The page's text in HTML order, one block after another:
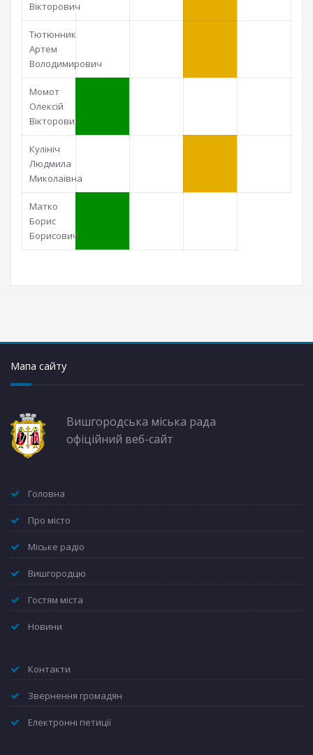
Вікторович
Тютюнник
Артем
Володимирович
Момот
Олексій
Вікторович
Кулініч
Людмила
Миколаївна
Матко
Борис
Борисович
Мапа сайту
Вишгородська міська рада
офіційний веб-сайт
Головна
Про місто
Міське радіо
Вишгородцю
Гостям міста
Новини
Контакти
Звернення громадян
Електронні петиції